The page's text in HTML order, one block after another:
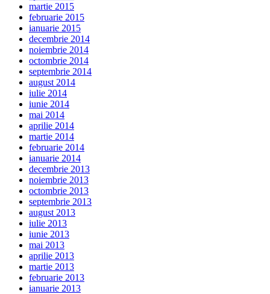
martie 2015
februarie 2015
ianuarie 2015
decembrie 2014
noiembrie 2014
octombrie 2014
septembrie 2014
august 2014
iulie 2014
iunie 2014
mai 2014
aprilie 2014
martie 2014
februarie 2014
ianuarie 2014
decembrie 2013
noiembrie 2013
octombrie 2013
septembrie 2013
august 2013
iulie 2013
iunie 2013
mai 2013
aprilie 2013
martie 2013
februarie 2013
ianuarie 2013